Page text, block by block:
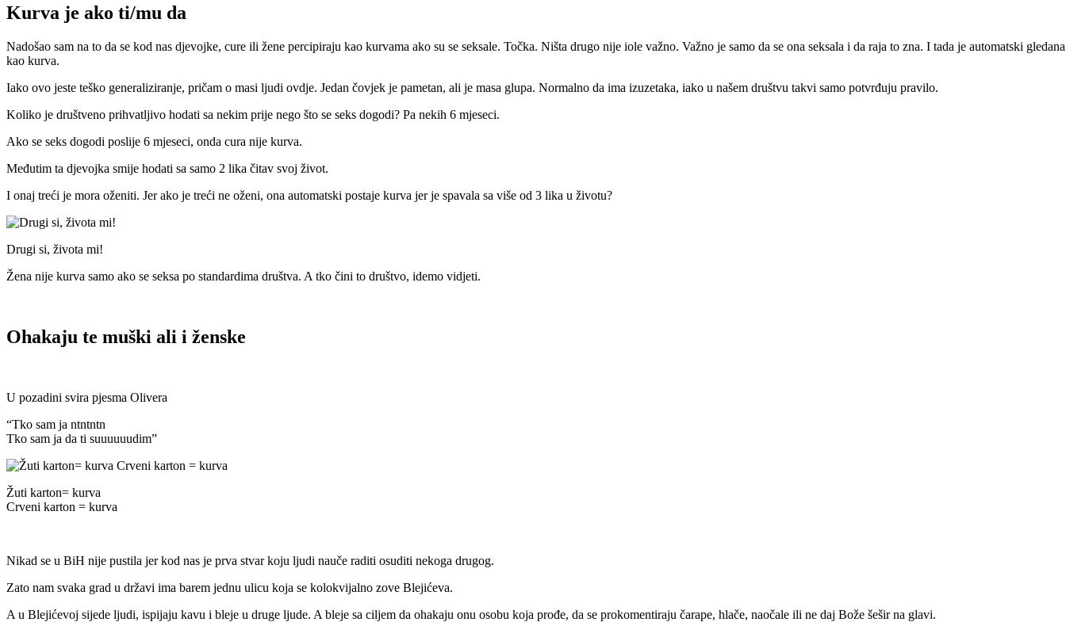
Kurva je ako ti/mu da
Nadošao sam na to da se kod nas djevojke, cure ili žene percipiraju kao kurvama ako su se seksale. Točka. Ništa drugo nije iole važno. Važno je samo da se ona seksala i da raja to zna. I tada je automatski gledana
kao kurva.
Iako ovo jeste teško generaliziranje, pričam o masi ljudi ovdje. Jedan čovjek je pametan, ali je masa glupa. Normalno da ima izuzetaka, iako u našem društvu takvi samo potvrđuju pravilo.
Koliko je društveno prihvatljivo hodati sa nekim prije nego što se seks dogodi? Pa nekih 6 mjeseci.
Ako se seks dogodi poslije 6 mjeseci, onda cura nije kurva.
Međutim ta djevojka smije hodati sa samo 2 lika čitav svoj život.
I onaj treći je mora oženiti. Jer ako je treći ne oženi, ona automatski postaje kurva jer je spavala sa više od 3 lika u životu?
Drugi si, života mi!
Žena nije kurva samo ako se seksa po standardima društva. A tko čini to društvo, idemo vidjeti.
Ohakaju te muški ali i ženske
U pozadini svira pjesma Olivera
“Tko sam ja ntntntn
Tko sam ja da ti suuuuuudim”
Žuti karton= kurva
Crveni karton = kurva
Nikad se u BiH nije pustila jer kod nas je prva stvar koju ljudi nauče raditi osuditi nekoga drugog.
Zato nam svaka grad u državi ima barem jednu ulicu koja se kolokvijalno zove Blejićeva.
A u Blejićevoj sijede ljudi, ispijaju kavu i bleje u druge ljude. A bleje sa ciljem da ohakaju onu osobu koja prođe, da se prokomentiraju čarape, hlače, naočale ili ne daj Bože šešir na glavi.